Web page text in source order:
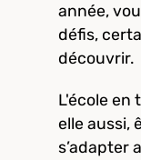
année,
défis,
découvrir.
L'école en
elle aussi,
s’adapter